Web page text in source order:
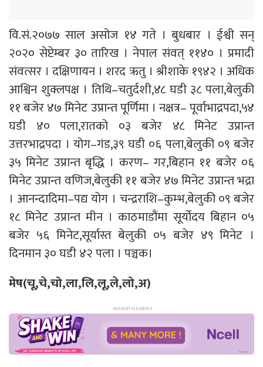
वि.सं.२०७७ साल असोज १४ गते । बुधबार । ईश्वी सन्
२०२० सेप्टेम्बर ३० तारिख । नेपाल संवत् ११४० । प्रमादी
संवत्सर । दक्षिणायन । शरद ऋतु । श्रीशाके १९४२ । अधिक
आश्विन शुक्लपक्ष । तिथि–चतुर्दशी,४८ घडी ३८ पला,बेलुकी
११ बजेर ४७ मिनेट उप्रान्त पूर्णिमा । नक्षत्र– पूर्वाभाद्रपदा,५४
घडी ४० पला,रातको ०३ बजेर ४८ मिनेट उप्रान्त
उत्तरभाद्रपदा । योग–गंड,३९ घडी ०६ पला,बेलुकी ०९ बजेर
३५ मिनेट उप्रान्त बृद्धि । करण– गर,बिहान ११ बजेर ०६
मिनेट उप्रान्त वणिज,बेलुकी ११ बजेर ४७ मिनेट उप्रान्त भद्रा
। आनन्दादिमा–पद्य योग । चन्द्रराशि–कुम्भ,बेलुकी ०९ बजेर
१८ मिनेट उप्रान्त मीन । काठमाडौंमा सूर्योदय बिहान ०५
बजेर ५६ मिनेट,सूर्यास्त बेलुकी ०५ बजेर ४९ मिनेट ।
दिनमान ३० घडी ४२ पला । पञ्चक।
मेष(चू,चे,चो,ला,लि,लू,ले,लो,अ)